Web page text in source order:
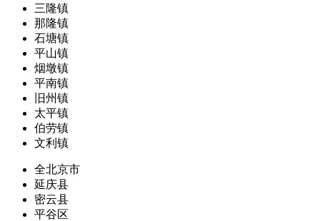
三隆镇
那隆镇
石塘镇
平山镇
烟墩镇
平南镇
旧州镇
太平镇
伯劳镇
文利镇
全北京市
延庆县
密云县
平谷区